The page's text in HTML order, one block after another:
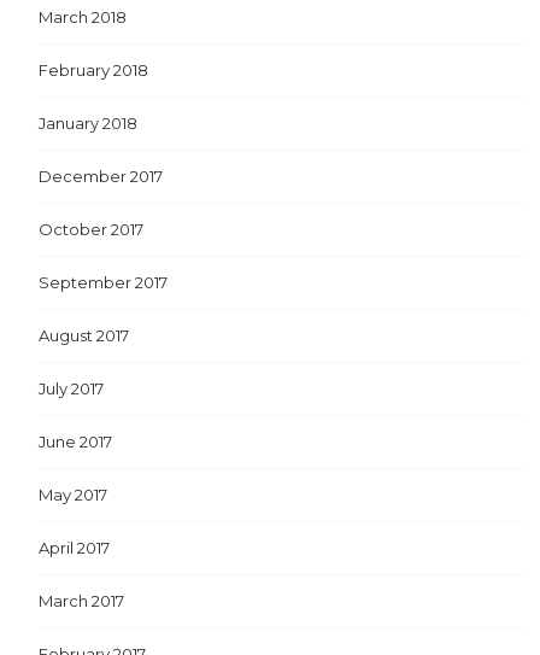
March 2018
February 2018
January 2018
December 2017
October 2017
September 2017
August 2017
July 2017
June 2017
May 2017
April 2017
March 2017